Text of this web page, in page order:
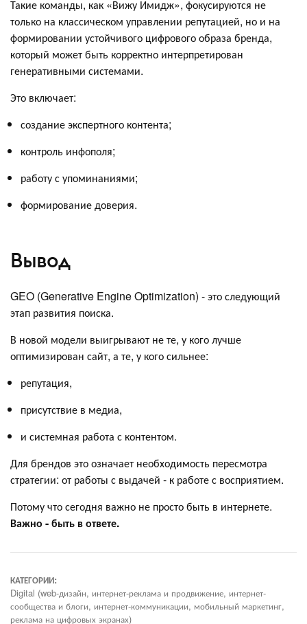
Такие команды, как «Вижу Имидж», фокусируются не
только на классическом управлении репутацией, но и на
формировании устойчивого цифрового образа бренда,
который может быть корректно интерпретирован
генеративными системами.
Это включает:
создание экспертного контента;
контроль инфополя;
работу с упоминаниями;
формирование доверия.
Вывод
GEO (Generative Engine Optimization) - это следующий
этап развития поиска.
В новой модели выигрывают не те, у кого лучше
оптимизирован сайт, а те, у кого сильнее:
репутация,
присутствие в медиа,
и системная работа с контентом.
Для брендов это означает необходимость пересмотра
стратегии: от работы с выдачей - к работе с восприятием.
Потому что сегодня важно не просто быть в интернете.
Важно - быть в ответе.
КАТЕГОРИИ:
Digital (web-дизайн, интернет-реклама и продвижение, интернет-
сообщества и блоги, интернет-коммуникации, мобильный маркетинг,
реклама на цифровых экранах)